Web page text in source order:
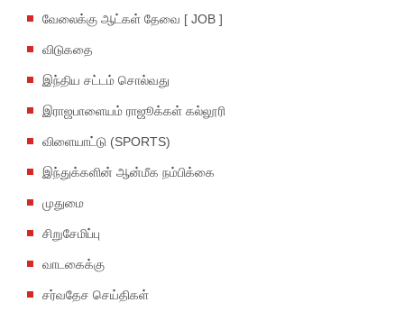
வேலைக்கு ஆட்கள் தேவை [ JOB ]
விடுகதை
இந்திய சட்டம் சொல்வது
இராஜபாளையம் ராஜூக்கள் கல்லூரி
விளையாட்டு (SPORTS)
இந்துக்களின் ஆன்மீக நம்பிக்கை
முதுமை
சிறுசேமிப்பு
வாடகைக்கு
சர்வதேச செய்திகள்